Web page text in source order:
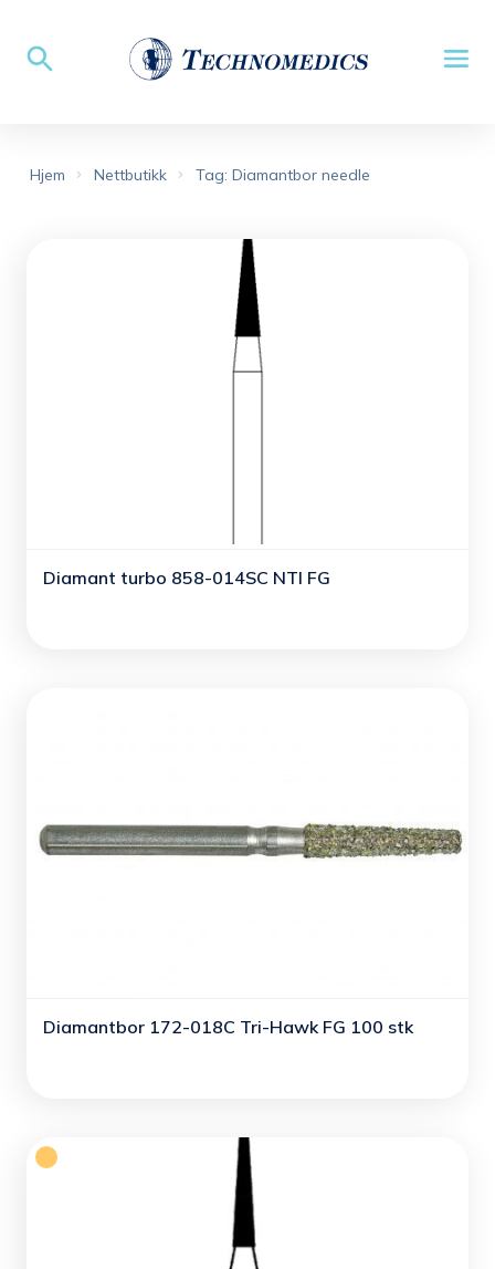
Hjem Nettbutikk Tag: Diamantbor needle
Diamant turbo 858-014SC NTI FG
Diamantbor 172-018C Tri-Hawk FG 100 stk